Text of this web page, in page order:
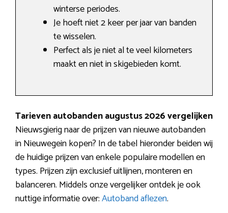
winterse periodes.
Je hoeft niet 2 keer per jaar van banden
te wisselen.
Perfect als je niet al te veel kilometers
maakt en niet in skigebieden komt.
Tarieven autobanden augustus 2026 vergelijken
Nieuwsgierig naar de prijzen van nieuwe autobanden
in Nieuwegein kopen? In de tabel hieronder beiden wij
de huidige prijzen van enkele populaire modellen en
types. Prijzen zijn exclusief uitlijnen, monteren en
balanceren. Middels onze vergelijker ontdek je ook
nuttige informatie over:Autoband aflezen.